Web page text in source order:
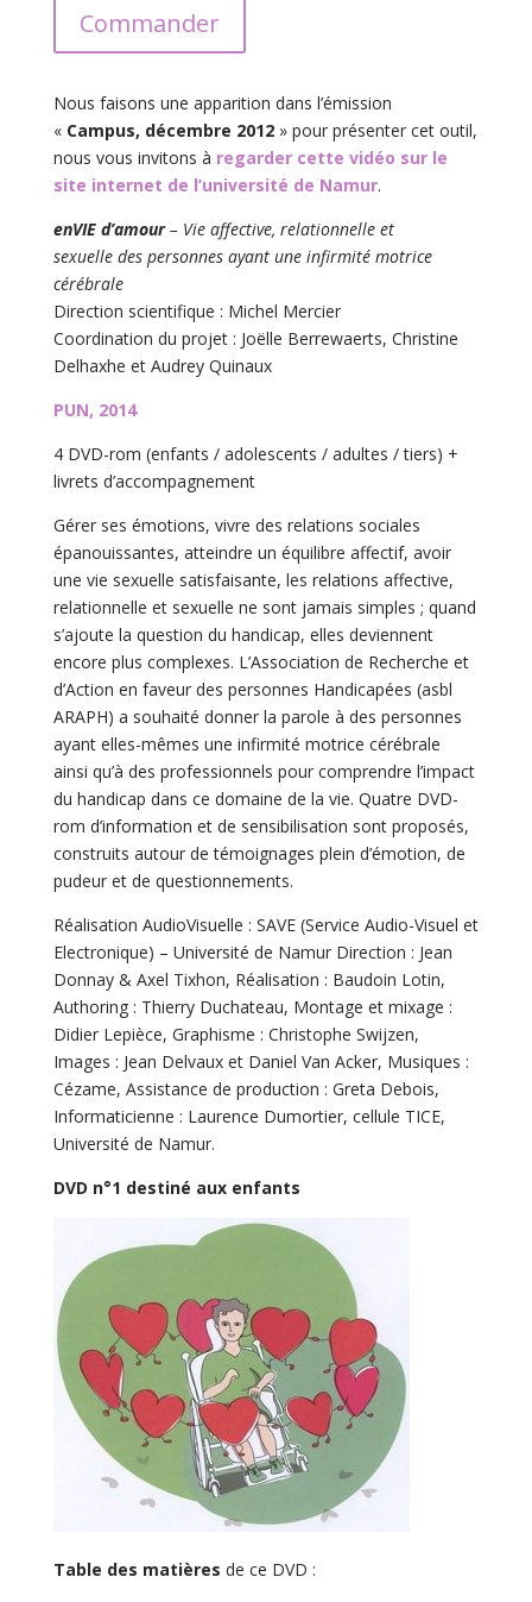
Commander
Nous faisons une apparition dans l’émission
« Campus, décembre 2012» pour présenter cet outil,
nous vous invitons à regarder cette vidéo sur le
site internet de l’université de Namur.
enVIE d’amour– Vie affective, relationnelle et
sexuelle des personnes ayant une infirmité motrice
cérébrale
Direction scientifique : Michel Mercier
Coordination du projet : Joëlle Berrewaerts, Christine
Delhaxhe et Audrey Quinaux
PUN, 2014
4 DVD-rom (enfants / adolescents / adultes / tiers) +
livrets d’accompagnement
Gérer ses émotions, vivre des relations sociales
épanouissantes, atteindre un équilibre affectif, avoir
une vie sexuelle satisfaisante, les relations affective,
relationnelle et sexuelle ne sont jamais simples ; quand
s’ajoute la question du handicap, elles deviennent
encore plus complexes. L’Association de Recherche et
d’Action en faveur des personnes Handicapées (asbl
ARAPH) a souhaité donner la parole à des personnes
ayant elles-mêmes une infirmité motrice cérébrale
ainsi qu’à des professionnels pour comprendre l’impact
du handicap dans ce domaine de la vie. Quatre DVD-
rom d’information et de sensibilisation sont proposés,
construits autour de témoignages plein d’émotion, de
pudeur et de questionnements.
Réalisation AudioVisuelle : SAVE (Service Audio-Visuel et
Electronique) – Université de Namur Direction : Jean
Donnay & Axel Tixhon, Réalisation : Baudoin Lotin,
Authoring : Thierry Duchateau, Montage et mixage :
Didier Lepièce, Graphisme : Christophe Swijzen,
Images : Jean Delvaux et Daniel Van Acker, Musiques :
Cézame, Assistance de production : Greta Debois,
Informaticienne : Laurence Dumortier, cellule TICE,
Université de Namur.
DVD n°1 destiné aux enfants
Table des matières de ce DVD :